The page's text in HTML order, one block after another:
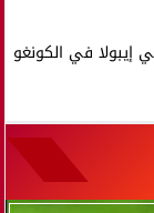
إيبولا في الكونغو